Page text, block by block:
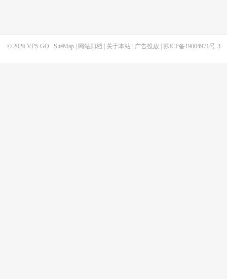
© 2026 VPS GO SiteMap| 网站归档 关于本站| 广告投放| 苏ICP备19004971号-3